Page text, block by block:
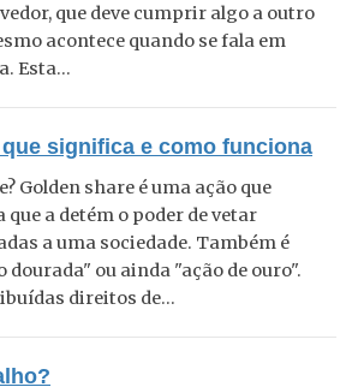
que deve cumprir algo a outro
acontece quando se fala em
Esta...
significa e como funciona
Golden share é uma ação que
a detém o poder de vetar
a uma sociedade. Também é
dourada" ou ainda "ação de ouro".
direitos de...